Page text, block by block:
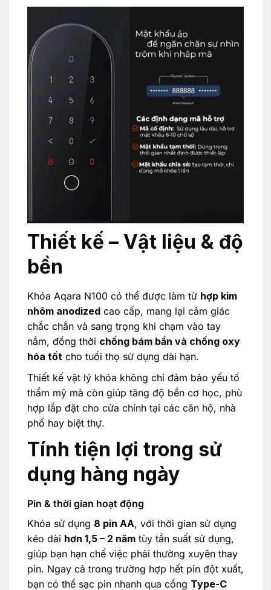
Thiết kế – Vật liệu & độ
bền
Khóa Aqara N100 có thể được làm từ hợp kim
nhôm anodizedcao cấp, mang lại cảm giác
chắc chắn và sang trọng khi chạm vào tay
nắm, đồng thời chống bám bẩn và chống oxy
hóa tốtcho tuổi thọ sử dụng dài hạn.
Thiết kế vật lý khóa không chỉ đảm bảo yếu tố
thẩm mỹ mà còn giúp tăng độ bền cơ học, phù
hợp lắp đặt cho cửa chính tại các căn hộ, nhà
phố hay biệt thự.
Tính tiện lợi trong sử
dụng hàng ngày
Pin & thời gian hoạt động
Khóa sử dụng 8 pin AA, với thời gian sử dụng
kéo dài hơn 1,5 – 2 nămtùy tần suất sử dụng,
giúp bạn hạn chế việc phải thường xuyên thay
pin. Ngay cả trong trường hợp hết pin đột xuất,
bạn có thể sạc pin nhanh qua cổng Type-C